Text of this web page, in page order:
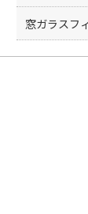
窓ガラスフ